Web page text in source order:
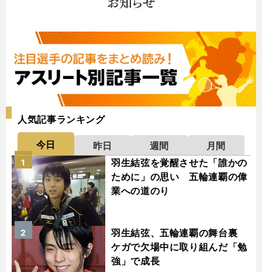
人気記事ランキング
今日 昨日 週間
月間
羽生結弦を覚醒させた「誰かの
ために」の思い 五輪連覇の偉
業への道のり
1
羽生結弦、五輪連覇の舞台裏
ケガで欠場中に取り組んだ「勉
強」で成長
2